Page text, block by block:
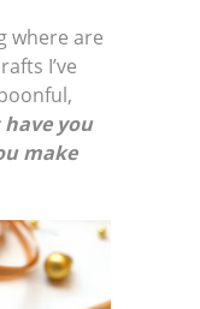
where are
I’ve
you
make